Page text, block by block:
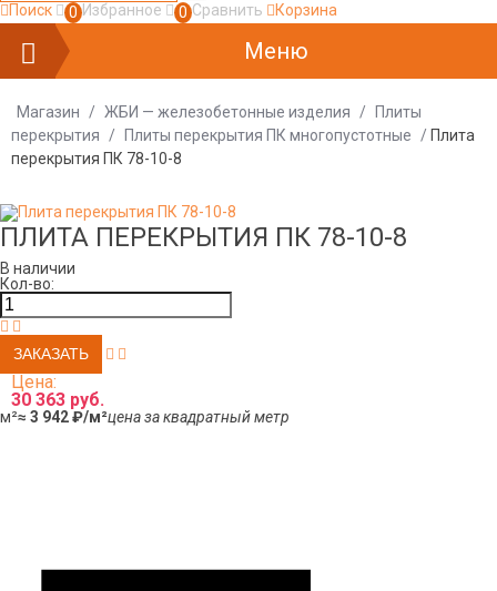
Поиск 0 Избранное 0 Сравнить Корзина
Меню
Магазин / ЖБИ — железобетонные изделия /
Плиты
перекрытия
/ Плиты перекрытия ПК многопустотные / Плита
перекрытия ПК 78-10-8
ПЛИТА ПЕРЕКРЫТИЯ ПК 78-10-8
В наличии
Кол-во:
Цена:
30 363 руб.
м²≈ 3 942 ₽/м²цена за квадратный метр